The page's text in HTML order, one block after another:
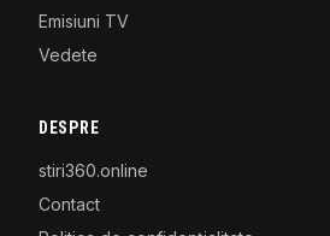
Emisiuni TV
Vedete
DESPRE
stiri360.online
Contact